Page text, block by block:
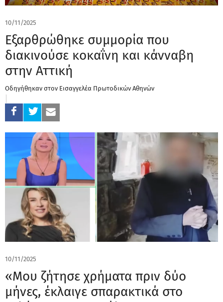
10/11/2025
Εξαρθρώθηκε συμμορία που
διακινούσε κοκαΐνη και κάνναβη
στην Αττική
Oδηγήθηκαν στον Εισαγγελέα Πρωτοδικών Αθηνών
10/11/2025
«Μου ζήτησε χρήματα πριν δύο
μήνες, έκλαιγε σπαρακτικά στο